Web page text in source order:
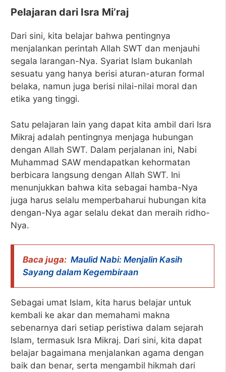
Pelajaran dari Isra Mi’raj
Dari sini, kita belajar bahwa pentingnya
menjalankan perintah Allah SWT dan menjauhi
segala larangan-Nya. Syariat Islam bukanlah
sesuatu yang hanya berisi aturan-aturan formal
belaka, namun juga berisi nilai-nilai moral dan
etika yang tinggi.
Satu pelajaran lain yang dapat kita ambil dari Isra
Mikraj adalah pentingnya menjaga hubungan
dengan Allah SWT. Dalam perjalanan ini, Nabi
Muhammad SAW mendapatkan kehormatan
berbicara langsung dengan Allah SWT. Ini
menunjukkan bahwa kita sebagai hamba-Nya
juga harus selalu memperbaharui hubungan kita
dengan-Nya agar selalu dekat dan meraih ridho-
Nya.
Baca juga: Maulid Nabi: Menjalin Kasih
Sayang dalam Kegembiraan
Sebagai umat Islam, kita harus belajar untuk
kembali ke akar dan memahami makna
sebenarnya dari setiap peristiwa dalam sejarah
Islam, termasuk Isra Mikraj. Dari sini, kita dapat
belajar bagaimana menjalankan agama dengan
baik dan benar, serta mengambil hikmah dari